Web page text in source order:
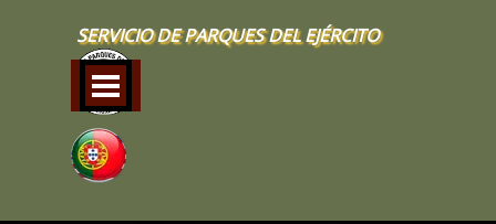
SERVICIO DE PARQUES DEL EJÉRCITO
Saltar menú